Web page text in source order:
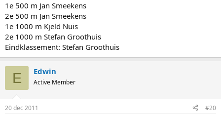
1e 500 m Jan Smeekens
2e 500 m Jan Smeekens
1e 1000 m Kjeld Nuis
2e 1000 m Stefan Groothuis
Eindklassement: Stefan Groothuis
E Edwin
Active Member
20 dec 2011 #20